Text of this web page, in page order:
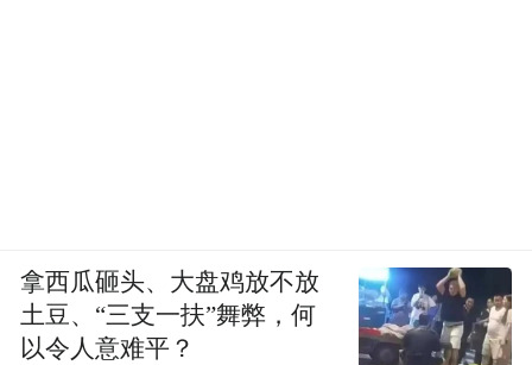
拿西瓜砸头、大盘鸡放不放
土豆、“三支一扶”舞弊，何
以令人意难平？